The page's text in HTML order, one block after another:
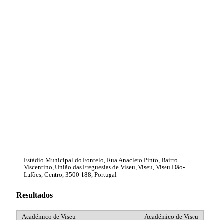
Estádio Municipal do Fontelo, Rua Anacleto Pinto, Bairro
Viscentino, União das Freguesias de Viseu, Viseu, Viseu Dão-
Lafões, Centro, 3500-188, Portugal
Resultados
Académico de Viseu